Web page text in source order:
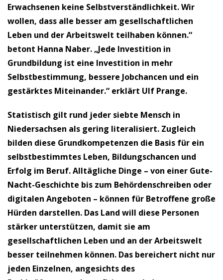
Erwachsenen keine Selbstverständlichkeit. Wir
wollen, dass alle besser am gesellschaftlichen
Leben und der Arbeitswelt teilhaben können.“
betont Hanna Naber. „Jede Investition in
Grundbildung ist eine Investition in mehr
Selbstbestimmung, bessere Jobchancen und ein
gestärktes Miteinander.“ erklärt Ulf Prange.
Statistisch gilt rund jeder siebte Mensch in
Niedersachsen als gering literalisiert. Zugleich
bilden diese Grundkompetenzen die Basis für ein
selbstbestimmtes Leben, Bildungschancen und
Erfolg im Beruf. Alltägliche Dinge – von einer Gute-
Nacht-Geschichte bis zum Behördenschreiben oder
digitalen Angeboten – können für Betroffene große
Hürden darstellen. Das Land will diese Personen
stärker unterstützen, damit sie am
gesellschaftlichen Leben und an der Arbeitswelt
besser teilnehmen können. Das bereichert nicht nur
jeden Einzelnen, angesichts des